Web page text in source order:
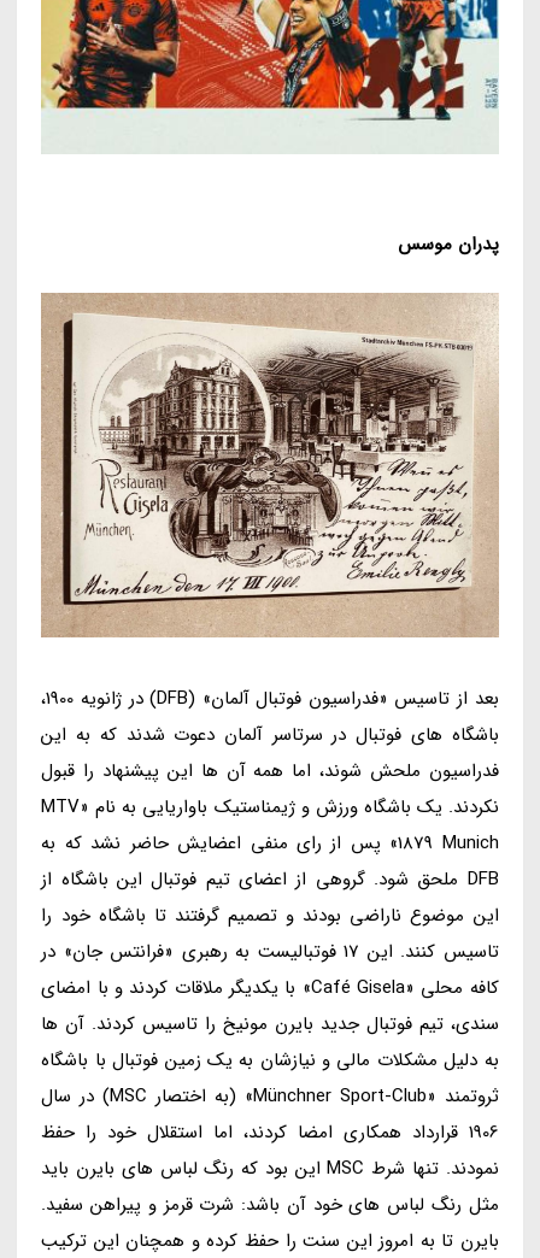
پدران موسس
بعد از تاسیس «فدراسیون فوتبال آلمان» (DFB) در ژانویه 1900،
باشگاه های فوتبال در سرتاسر آلمان دعوت شدند که به این
فدراسیون ملحش شوند، اما همه آن ها این پیشنهاد را قبول
نکردند. یک باشگاه ورزش و ژیمناستیک باواریایی به نام «MTV
1879 Munich» پس از رای منفی اعضایش حاضر نشد که به
DFB ملحق شود. گروهی از اعضای تیم فوتبال این باشگاه از
این موضوع ناراضی بودند و تصمیم گرفتند تا باشگاه خود را
تاسیس کنند. این 17 فوتبالیست به رهبری «فرانتس جان» در
کافه محلی «Café Gisela» با یکدیگر ملاقات کردند و با امضای
سندی، تیم فوتبال جدید بایرن مونیخ را تاسیس کردند. آن ها
به دلیل مشکلات مالی و نیازشان به یک زمین فوتبال با باشگاه
ثروتمند «Münchner Sport-Club» (به اختصار MSC) در سال
1906 قرارداد همکاری امضا کردند، اما استقلال خود را حفظ
نمودند. تنها شرط MSC این بود که رنگ لباس های بایرن باید
مثل رنگ لباس های خود آن باشد: شرت قرمز و پیراهن سفید.
بایرن تا به امروز این سنت را حفظ کرده و همچنان این ترکیب